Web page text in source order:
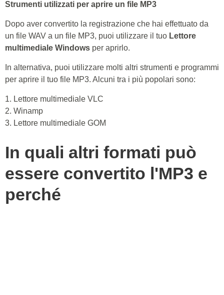
Strumenti utilizzati per aprire un file MP3
Dopo aver convertito la registrazione che hai effettuato da
un file WAV a un file MP3, puoi utilizzare il tuo Lettore
multimediale Windows per aprirlo.
In alternativa, puoi utilizzare molti altri strumenti e programmi
per aprire il tuo file MP3. Alcuni tra i più popolari sono:
1. Lettore multimediale VLC
2. Winamp
3. Lettore multimediale GOM
In quali altri formati può
essere convertito l'MP3 e
perché